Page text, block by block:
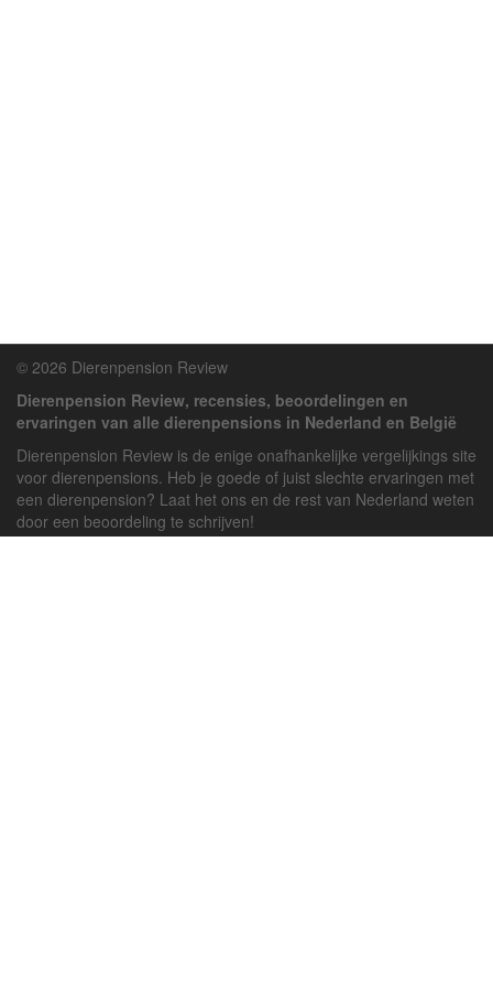
© 2026 Dierenpension Review
Dierenpension Review, recensies, beoordelingen en
ervaringen van alle dierenpensions in Nederland en België
Dierenpension Review is de enige onafhankelijke vergelijkings site
voor dierenpensions. Heb je goede of juist slechte ervaringen met
een dierenpension? Laat het ons en de rest van Nederland weten
door een beoordeling te schrijven!